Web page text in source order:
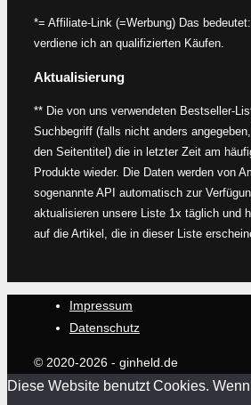
*= Affiliate-Link (=Werbung) Das
verdiene ich an qualifizierten Käufen.
Aktualisierung
** Die von uns verwendeten Bestseller-
Suchbegriff (falls nicht anders
den Seitentitel) die in letzter Zeit am
Produkte wieder. Die Daten werden von
sogenannte API automatisch zur
aktualisieren unsere Liste 1x täglich und
auf die Artikel, die in dieser Liste
Impressum
Datenschutz
© 2020-2026 - ginheld.de
Diese Website benutzt Cookies.